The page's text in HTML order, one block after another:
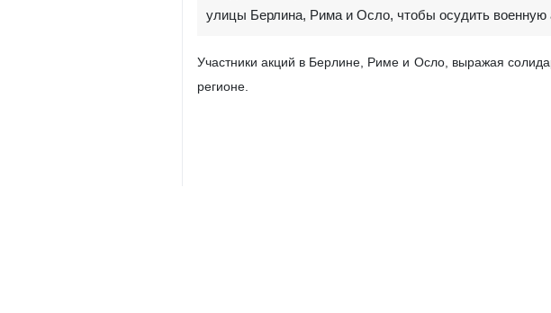
улицы Берлина, Рима и Осло, чтобы осудить военную
Участники акций в Берлине, Риме и Осло, выражая
регионе.